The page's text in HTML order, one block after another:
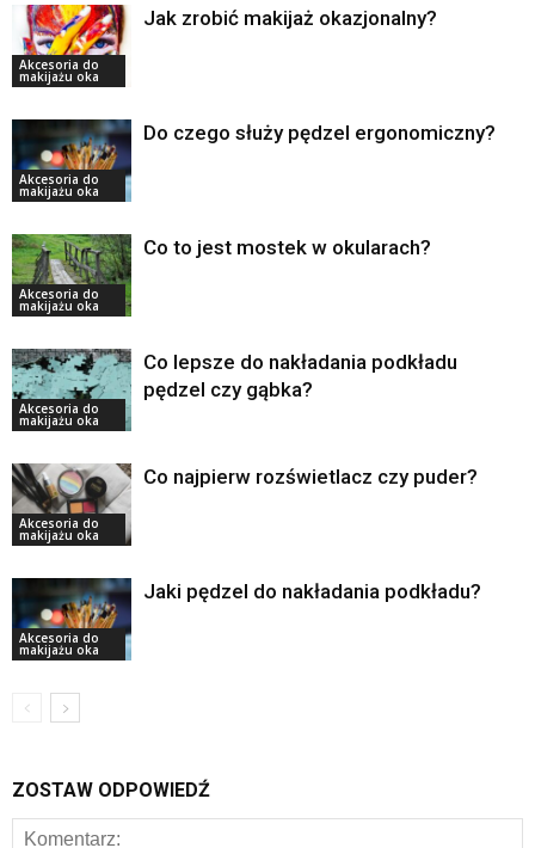
Akcesoria do
makijażu oka
Jak zrobić makijaż okazjonalny?
Akcesoria do
makijażu oka
Do czego służy pędzel ergonomiczny?
Akcesoria do
makijażu oka
Co to jest mostek w okularach?
Akcesoria do
makijażu oka
Co lepsze do nakładania podkładu
pędzel czy gąbka?
Akcesoria do
makijażu oka
Co najpierw rozświetlacz czy puder?
Akcesoria do
makijażu oka
Jaki pędzel do nakładania podkładu?
ZOSTAW ODPOWIEDŹ